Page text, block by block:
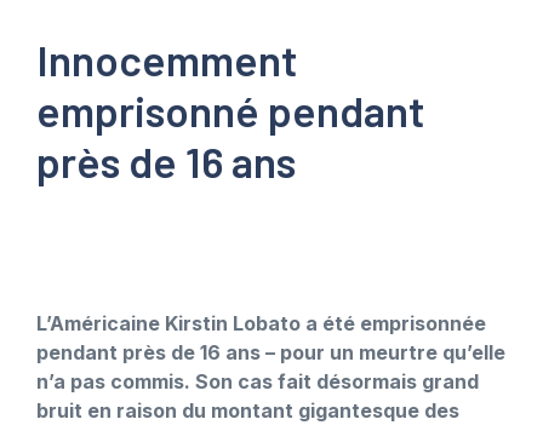
Innocemment
emprisonné pendant
près de 16 ans
L’Américaine Kirstin Lobato a été emprisonnée
pendant près de 16 ans – pour un meurtre qu’elle
n’a pas commis. Son cas fait désormais grand
bruit en raison du montant gigantesque des